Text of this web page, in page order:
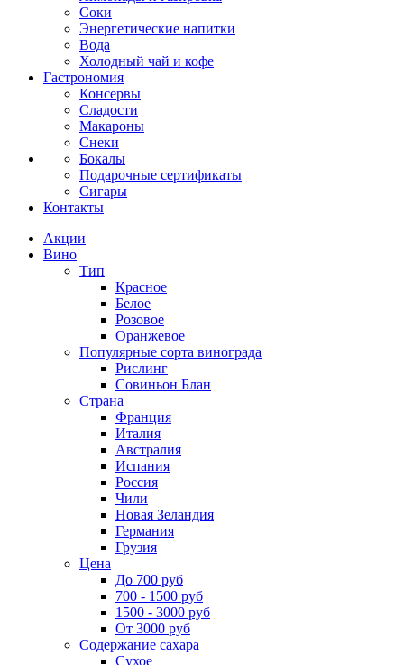
Соки
Энергетические напитки
Вода
Холодный чай и кофе
Гастрономия
Консервы
Сладости
Макароны
Снеки
Бокалы
Подарочные сертификаты
Сигары
Контакты
Акции
Вино
Тип
Красное
Белое
Розовое
Оранжевое
Популярные сорта винограда
Рислинг
Совиньон Блан
Страна
Франция
Италия
Австралия
Испания
Россия
Чили
Новая Зеландия
Германия
Грузия
Цена
До 700 руб
700 - 1500 руб
1500 - 3000 руб
От 3000 руб
Содержание сахара
Сухое